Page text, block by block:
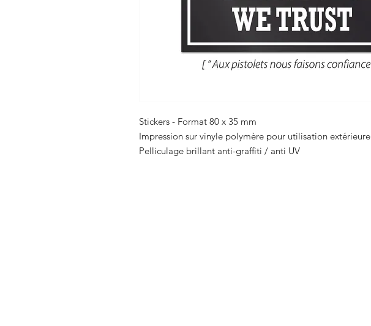
Stickers - Format 80 x 35 mm
Impression sur vinyle polymère pour utilisation extérieure
Pelliculage brillant anti-graffiti / anti UV